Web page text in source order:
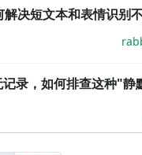
决短文本和表情识别
录，如何排查这种"静